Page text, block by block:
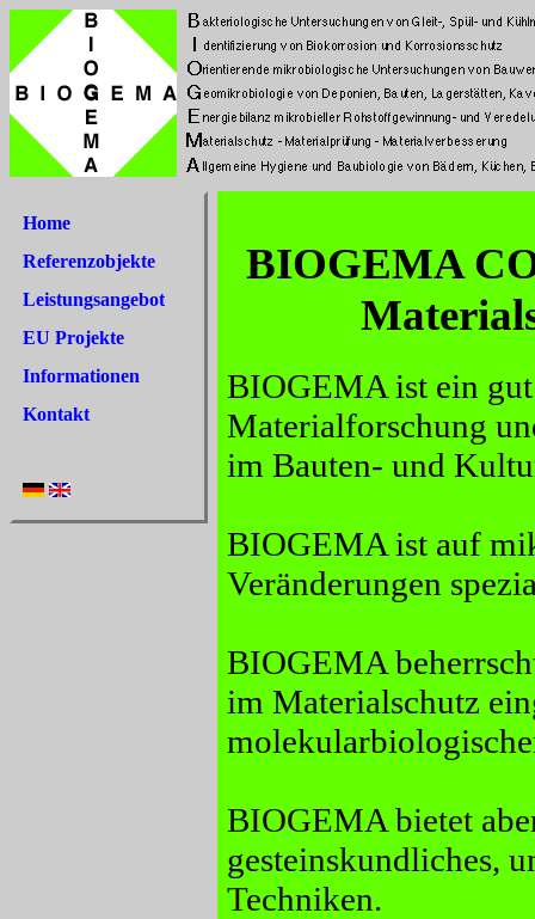
Home
Referenzobjekte
Leistungsangebot
EU Projekte
Informationen
Kontakt
BIOGEMA
BIOGEMA ist ein
Materialforschung
im Bauten- und
BIOGEMA ist auf
Veränderungen
BIOGEMA
im Materialschutz
BIOGEMA bietet
gesteinskundliches,
Techniken.